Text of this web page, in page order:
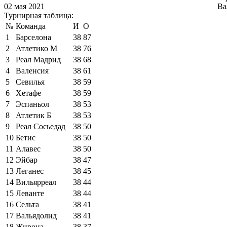
02 мая 2021
Турнирная таблица:
№ Команда И О
1
Барселона 38 87
2
Атлетико М 38 76
3
Реал Мадрид 38 68
4
Валенсия 38 61
5
Севилья 38 59
6
Хетафе 38 59
7
Эспаньол 38 53
8
Атлетик Б 38 53
9
Реал Сосьедад 38 50
10 Бетис 38 50
11 Алавес 38 50
12 Эйбар 38 47
13 Леганес 38 45
14 Вильярреал 38 44
15 Леванте 38 44
16 Сельта 38 41
17 Вальядолид 38 41